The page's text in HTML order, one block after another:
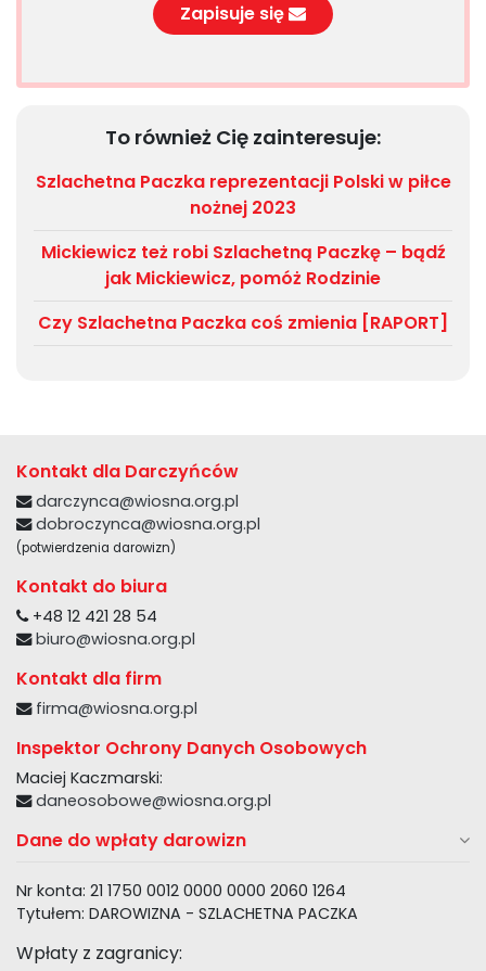
Zapisuje się
To również Cię zainteresuje:
Szlachetna Paczka reprezentacji Polski w piłce
nożnej 2023
Mickiewicz też robi Szlachetną Paczkę – bądź
jak Mickiewicz, pomóż Rodzinie
Czy Szlachetna Paczka coś zmienia [RAPORT]
Kontakt dla Darczyńców
darczynca@wiosna.org.pl
dobroczynca@wiosna.org.pl
(potwierdzenia darowizn)
Kontakt do biura
+48 12 421 28 54
biuro@wiosna.org.pl
Kontakt dla firm
firma@wiosna.org.pl
Inspektor Ochrony Danych Osobowych
Maciej Kaczmarski:
daneosobowe@wiosna.org.pl
Dane do wpłaty darowizn
Nr konta: 21 1750 0012 0000 0000 2060 1264
Tytułem: DAROWIZNA - SZLACHETNA PACZKA
Wpłaty z zagranicy: